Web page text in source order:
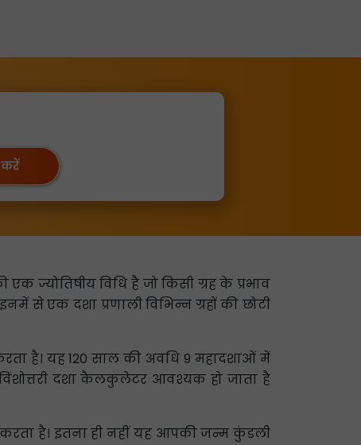
करें
ज्योतिषीय विधि है जो किसी ग्रह के प्रभाव
से एक दशा प्रणाली विभिन्न ग्रहों की छोटी
है। यह 120 साल की अवधि 9 महादशाओं में
दशा कैलकुलेटर आवश्यक हो जाता है
है। इतना ही नहीं यह आपकी जन्म कुंडली